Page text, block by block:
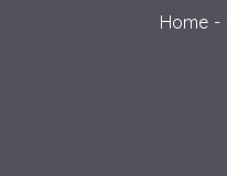
Home